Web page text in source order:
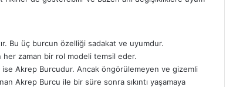
Bu üç burcun özelliği sadakat ve uyumdur.
her zaman bir rol modeli temsil eder.
ise Akrep Burcudur. Ancak öngörülemeyen ve gizemli
Akrep Burcu ile bir süre sonra sıkıntı yaşamaya